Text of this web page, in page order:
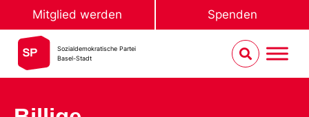
Mitglied werden Spenden
Sozialdemokratische Partei
Basel-Stadt